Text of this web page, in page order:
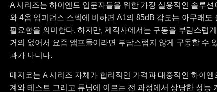
A 시리즈는 하이엔드 입문자들을 위한 가장 실용적인 솔루
와 4옴 임피던스 스펙에 비하면 A1의 85dB 감도는 아무래
필요함을 의미한다. 하지만, 제작사에서는 구동을 부담스럽
거의 없어서 요즘 앰프들이라면 부담스럽지 않게 구동할 수
과가 아니다.
매지코는 A 시리즈 자체가 합리적인 가격과 대중적인 하이
계와 테스트 그리고 튜닝에 이르는 전 과정에서 상당한 성능